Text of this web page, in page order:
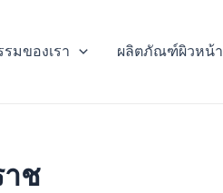
มของเรา ผลิตภัณฑ์ผิวหน้า
าช